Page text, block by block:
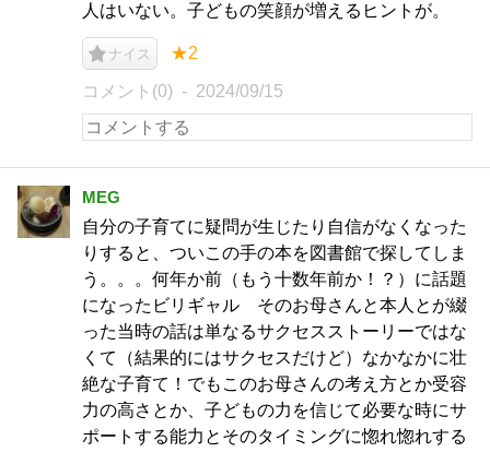
人はいない。子どもの笑顔が増えるヒントが。
ナイス ★2
コメント(0) 2024/09/15
MEG
自分の子育てに疑問が生じたり自信がなくなった
りすると、ついこの手の本を図書館で探してしま
う。。。何年か前（もう十数年前か！？）に話題
になったビリギャル そのお母さんと本人とが綴
った当時の話は単なるサクセスストーリーではな
くて（結果的にはサクセスだけど）なかなかに壮
絶な子育て！でもこのお母さんの考え方とか受容
力の高さとか、子どもの力を信じて必要な時にサ
ポートする能力とそのタイミングに惚れ惚れする